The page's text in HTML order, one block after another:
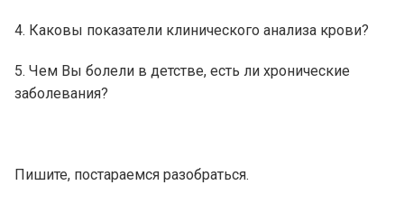
4. Каковы показатели клинического анализа крови?
5. Чем Вы болели в детстве, есть ли хронические
заболевания?
Пишите, постараемся разобраться.